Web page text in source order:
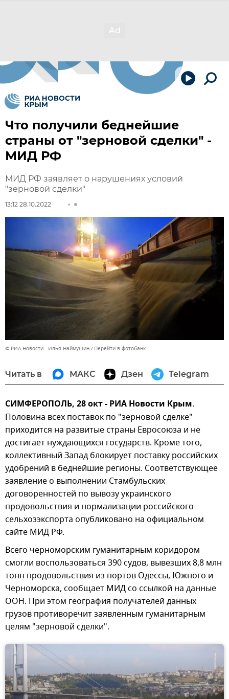
Что получили беднейшие
страны от "зерновой сделки" -
МИД РФ
МИД РФ заявляет о нарушениях условий
"зерновой сделки"
13:12 28.10.2022
© РИА Новости . Илья Наймушин Перейти в фотобанк
Читать в МАКС Дзен Telegram
СИМФЕРОПОЛЬ, 28 окт - РИА Новости Крым.
Половина всех поставок по "зерновой сделке"
приходится на развитые страны Евросоюза и не
достигает нуждающихся государств. Кроме того,
коллективный Запад блокирует поставку российских
удобрений в беднейшие регионы. Соответствующее
заявление о выполнении Стамбульских
договоренностей по вывозу украинского
продовольствия и нормализации российского
сельхозэкспорта опубликовано на официальном
сайте МИД РФ.
Всего черноморским гуманитарным коридором
смогли воспользоваться 390 судов, вывезших 8,8 млн
тонн продовольствия из портов Одессы, Южного и
Черноморска, сообщает МИД со ссылкой на данные
ООН. При этом география получателей данных
грузов противоречит заявленным гуманитарным
целям "зерновой сделки".